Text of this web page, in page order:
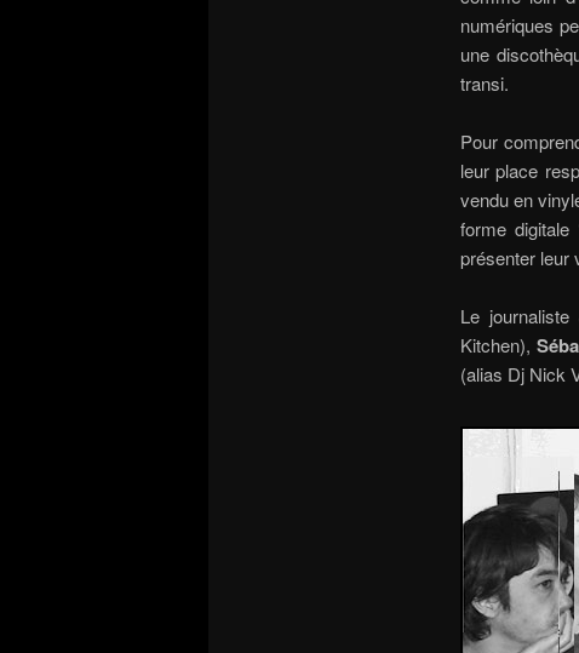
numériques
une
transi.
Pour
leur place
vendu en
forme
présenter leur
Le journaliste
Kitchen),
(alias Dj Nick